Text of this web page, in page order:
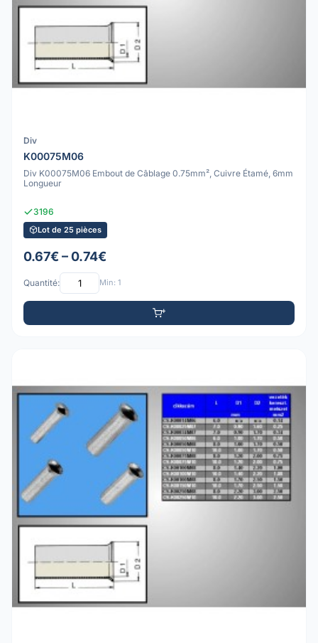
Div
K00075M06
Div K00075M06 Embout de Câblage 0.75mm², Cuivre Étamé, 6mm
Longueur
3196
Lot de 25 pièces
0.67€ – 0.74€
Quantité: Min: 1